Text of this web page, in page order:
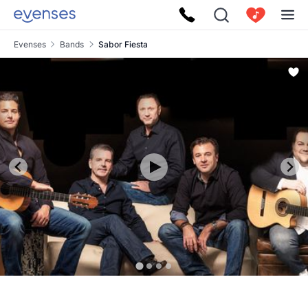
Evenses Bands Sabor Fiesta